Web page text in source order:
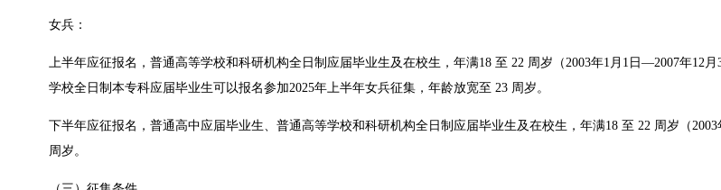
女兵：
上半年应征报名，普通高等学校和科研机构全日制应届毕业生及在校生，年满18 至 22 周岁（2003年1月1日—2007年12
学校全日制本专科应届毕业生可以报名参加2025年上半年女兵征集，年龄放宽至 23 周岁。
下半年应征报名，普通高中应届毕业生、普通高等学校和科研机构全日制应届毕业生及在校生，年满18 至 22 周岁（
周岁。